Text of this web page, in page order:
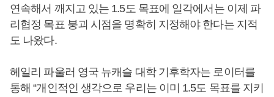
연속해서 깨지고 있는 1.5도 목표에 일각에서는 이제 파
리협정 목표 붕괴 시점을 명확히 지정해야 한다는 지적
도 나왔다.
헤일리 파울러 영국 뉴캐슬 대학 기후학자는 로이터를
통해 “개인적인 생각으로 우리는 이미 1.5도 목표를 지키